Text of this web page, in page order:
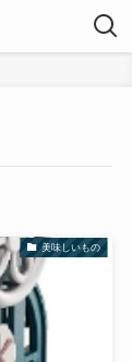
美味しいもの